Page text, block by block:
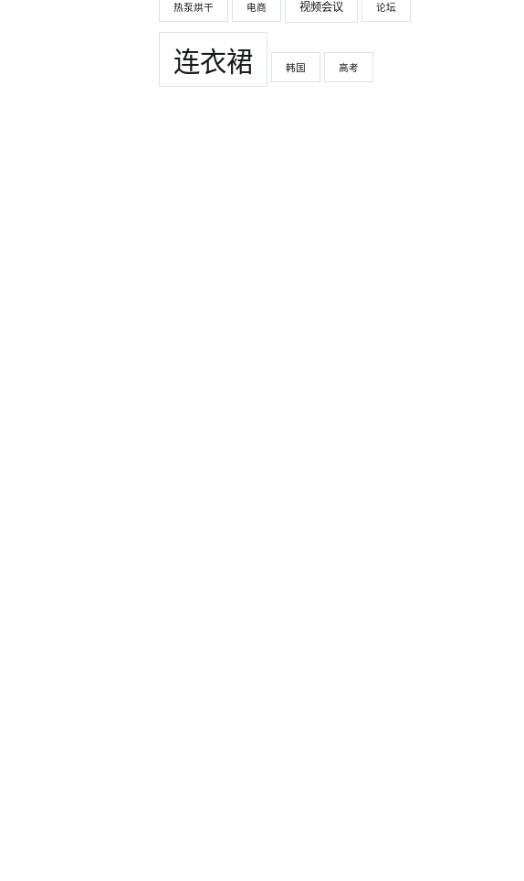
热泵烘干 电商 视频会议 论坛
连衣裙 韩国 高考